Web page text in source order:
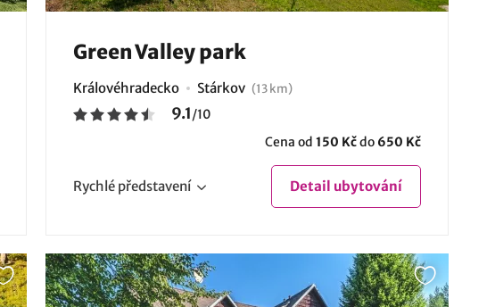
Green Valley park
Královéhradecko Stárkov (13 km)
9.1/10
Cena od 150 Kčdo 650 Kč
Rychlé představení Detail ubytování